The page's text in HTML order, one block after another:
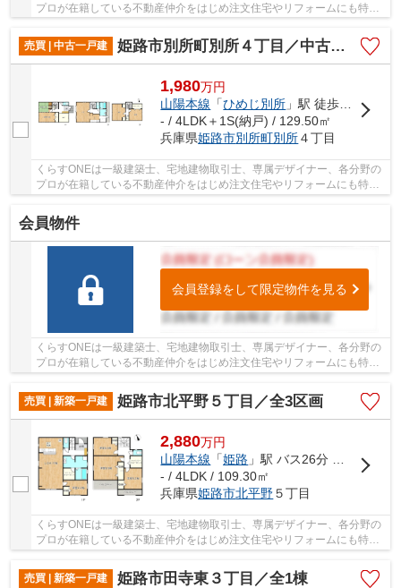
プロが在籍している不動産仲介をはじめ注文住宅やリフォームにも特化
売買 | 中古一戸建
姫路市別所町別所４丁目／中古戸建
1,980万円
山陽本線 「ひめじ別所 」駅 徒歩13分
- / 4LDK＋1S(納戸) / 129.50㎡
兵庫県姫路市別所町別所４丁目
くらすONEは一級建築士、宅地建物取引士、専属デザイナー、各分野の
プロが在籍している不動産仲介をはじめ注文住宅やリフォームにも特化
会員物件
会員登録をして限定物件を見る
くらすONEは一級建築士、宅地建物取引士、専属デザイナー、各分野の
プロが在籍している不動産仲介をはじめ注文住宅やリフォームにも特化
しているお店です♪住まいに関する事は何でも気...
売買 | 新築一戸建
姫路市北平野５丁目／全3区画
2,880万円
山陽本線 「姫路 」駅 バス26分 「平野西口（兵庫県）」 停歩2分
- / 4LDK / 109.30㎡
兵庫県姫路市北平野５丁目
くらすONEは一級建築士、宅地建物取引士、専属デザイナー、各分野の
プロが在籍している不動産仲介をはじめ注文住宅やリフォームにも特化
売買 | 新築一戸建
姫路市田寺東３丁目／全1棟